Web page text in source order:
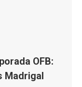
OFB:
Madrigal